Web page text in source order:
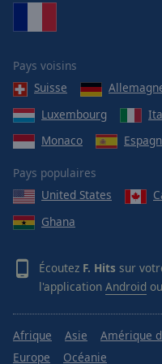
Pays voisins
Suisse
Luxembourg
Monaco
Pays populaires
United States
Ghana
Écoutez F. Hits sur
l'application Android ou
Afrique Asie Amérique
Europe
Océanie